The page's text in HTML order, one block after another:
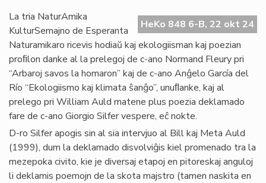
HeKo 848 6-B, 22 okt 24
La tria NaturAmika
KulturSemajno de Esperanta
Naturamikaro ricevis hodiaŭ kaj ekologiisman kaj poezian
proﬁlon danke al la prelegoj de c-ano Normand Fleury pri
“Arbaroj savos la homaron” kaj de c-ano Anĝelo García del
Río “Ekologiismo kaj klimata ŝanĝo”, unuﬂanke, kaj al
prelego pri William Auld matene plus poezia deklamado
fare de c-ano Giorgio Silfer vespere, eĉ nokte.
D-ro Silfer apogis sin al sia intervjuo al Bill kaj Meta Auld
(1999), dum la deklamado disvolviĝis kiel promenado tra la
mezepoka civito, kie je diversaj etapoj en pitoreskaj anguloj
li deklamis poemojn de la skota majstro (tamen naskita en